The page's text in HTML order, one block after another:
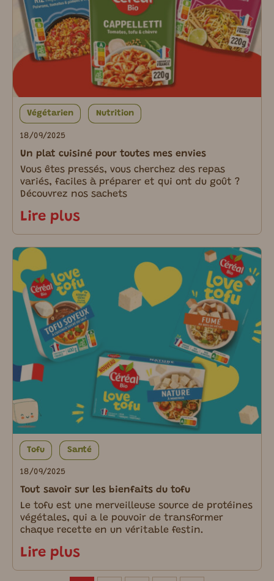
Végétarien Nutrition
18/09/2025
Un plat cuisiné pour toutes mes envies
Vous êtes pressés, vous cherchez des repas
variés, faciles à préparer et qui ont du goût ?
Découvrez nos sachets
Lire plus
Tofu Santé
18/09/2025
Tout savoir sur les bienfaits du tofu
Le tofu est une merveilleuse source de protéines
végétales, qui a le pouvoir de transformer
chaque recette en un véritable festin.
Lire plus